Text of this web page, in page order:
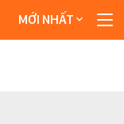
MỚI NHẤT